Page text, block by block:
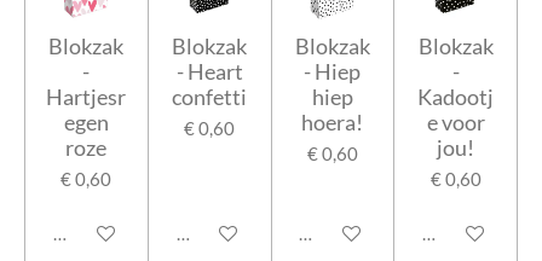
Blokzak
-
Hartjesr
egen
roze
€ 0,60
In winkelwagen
Blokzak
- Heart
confetti
€ 0,60
In winkelwagen
Blokzak
- Hiep
hiep
hoera!
€ 0,60
In winkelwagen
Blokzak
-
Kadootj
e voor
jou!
€ 0,60
In